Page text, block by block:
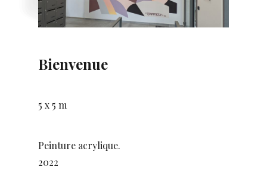
Bienvenue
5 x 5 m
Peinture acrylique.
2022